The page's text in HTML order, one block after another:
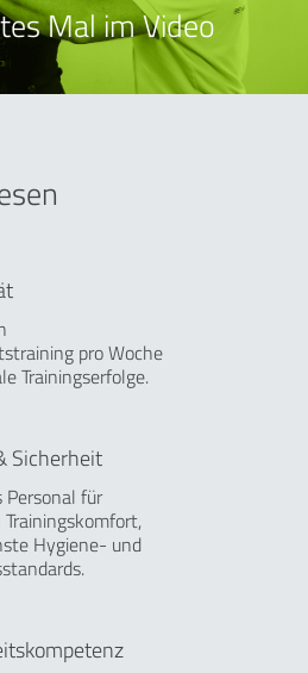
Mal im Video
pro Woche
Trainingserfolge.
Sicherheit
Personal für
Hygiene- und